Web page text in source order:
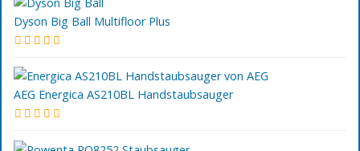
Dyson Big Ball Multifloor Plus
AEG Energica AS210BL Handstaubsauger